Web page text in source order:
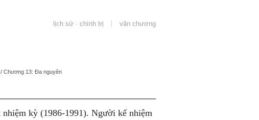
lịch sử · chính trị văn chương
/ Chương 13: Đa nguyên
kỳ (1986-1991). Người kế nhiệm